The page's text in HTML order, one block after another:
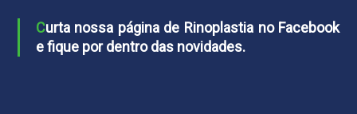
Curta nossa página de Rinoplastia no Facebook
e fique por dentro das novidades.